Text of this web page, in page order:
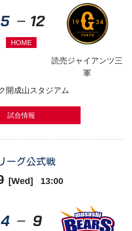
5 12
HOME
読売ジャイアンツ三
軍
開成山スタジアム
試合情報
ーグ公式戦
[Wed] 13:00
4 9